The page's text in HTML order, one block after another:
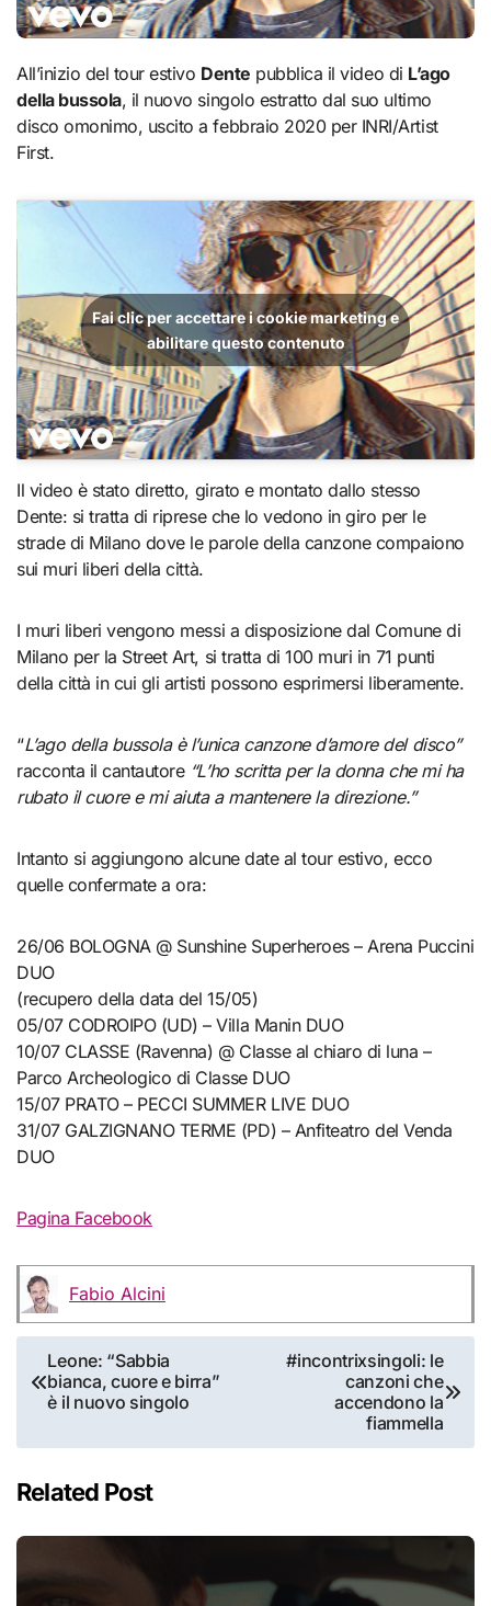
All’inizio del tour estivo Dente pubblica il video di L’ago
della bussola, il nuovo singolo estratto dal suo ultimo
disco omonimo, uscito a febbraio 2020 per INRI/Artist
First.
Fai clic per accettare i cookie marketing e
abilitare questo contenuto
Il video è stato diretto, girato e montato dallo stesso
Dente: si tratta di riprese che lo vedono in giro per le
strade di Milano dove le parole della canzone compaiono
sui muri liberi della città.
I muri liberi vengono messi a disposizione dal Comune di
Milano per la Street Art, si tratta di 100 muri in 71 punti
della città in cui gli artisti possono esprimersi liberamente.
“L’ago della bussola è l’unica canzone d’amore del disco”
racconta il cantautore“L’ho scritta per la donna che mi ha
rubato il cuore e mi aiuta a mantenere la direzione.”
Intanto si aggiungono alcune date al tour estivo, ecco
quelle confermate a ora:
26/06 BOLOGNA @ Sunshine Superheroes – Arena Puccini
DUO
(recupero della data del 15/05)
05/07 CODROIPO (UD) – Villa Manin DUO
10/07 CLASSE (Ravenna) @ Classe al chiaro di luna –
Parco Archeologico di Classe DUO
15/07 PRATO – PECCI SUMMER LIVE DUO
31/07 GALZIGNANO TERME (PD) – Anfiteatro del Venda
DUO
Pagina Facebook
Fabio Alcini
Navigazione
articoli
Leone: “Sabbia
bianca, cuore e birra”
è il nuovo singolo
#incontrixsingoli: le
canzoni che
accendono la
fiammella
Related Post